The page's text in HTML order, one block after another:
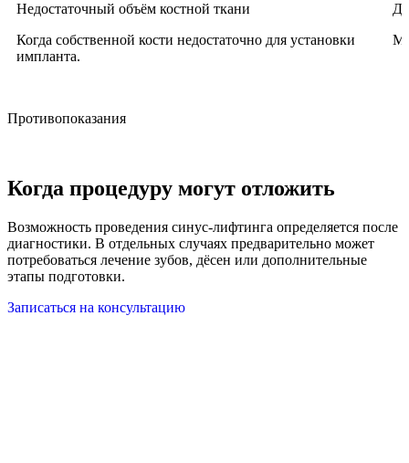
Недостаточный объём костной ткани
Когда собственной кости недостаточно для установки
импланта.
Противопоказания
Когда процедуру могут отложить
Возможность проведения синус-лифтинга определяется после
диагностики. В отдельных случаях предварительно может
потребоваться лечение зубов, дёсен или дополнительные
этапы подготовки.
Записаться на консультацию